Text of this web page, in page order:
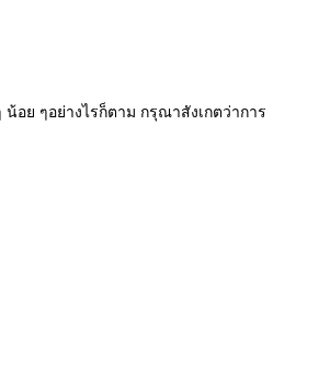
อย ๆอย่างไรก็ตาม กรุณาสังเกตว่าการ